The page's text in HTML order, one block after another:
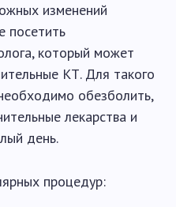
изменений
посетить
который может
КТ. Для такого
обезболить,
лекарства и
день.
процедур: